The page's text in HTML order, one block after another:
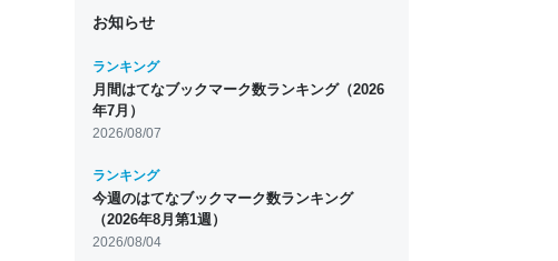
お知らせ
ランキング
月間はてなブックマーク数ランキング（2026
年7月）
2026/08/07
ランキング
今週のはてなブックマーク数ランキング
（2026年8月第1週）
2026/08/04